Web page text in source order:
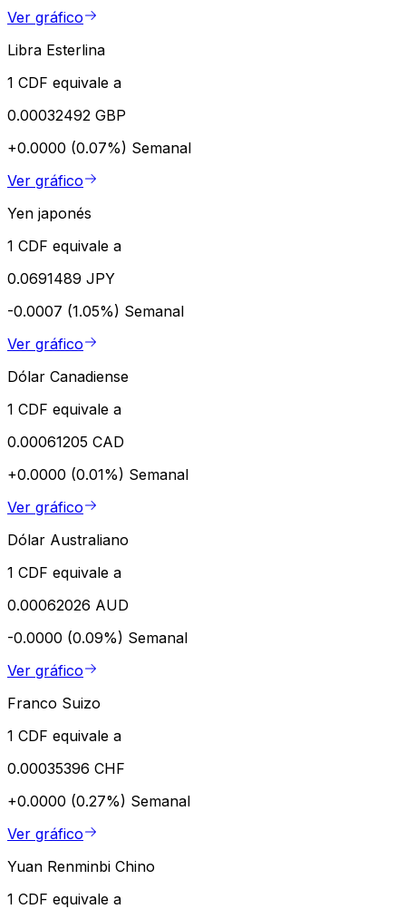
Ver gráfico
Libra Esterlina
1 CDF equivale a
0.00032492 GBP
+0.0000 (0.07%) Semanal
Ver gráfico
Yen japonés
1 CDF equivale a
0.0691489 JPY
-0.0007 (1.05%) Semanal
Ver gráfico
Dólar Canadiense
1 CDF equivale a
0.00061205 CAD
+0.0000 (0.01%) Semanal
Ver gráfico
Dólar Australiano
1 CDF equivale a
0.00062026 AUD
-0.0000 (0.09%) Semanal
Ver gráfico
Franco Suizo
1 CDF equivale a
0.00035396 CHF
+0.0000 (0.27%) Semanal
Ver gráfico
Yuan Renminbi Chino
1 CDF equivale a